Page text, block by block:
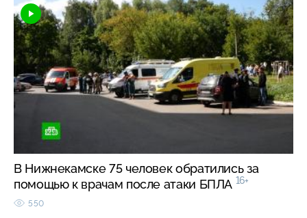
В Нижнекамске 75 человек обратились за
помощью к врачам после атаки БПЛА 16+
550